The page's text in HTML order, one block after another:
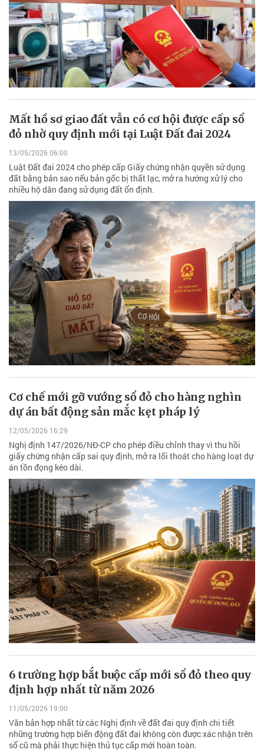
Mất hồ sơ giao đất vẫn có cơ hội được cấp sổ
đỏ nhờ quy định mới tại Luật Đất đai 2024
13/05/2026 06:00
Luật Đất đai 2024 cho phép cấp Giấy chứng nhận quyền sử dụng
đất bằng bản sao nếu bản gốc bị thất lạc, mở ra hướng xử lý cho
nhiều hộ dân đang sử dụng đất ổn định.
Cơ chế mới gỡ vướng sổ đỏ cho hàng nghìn
dự án bất động sản mắc kẹt pháp lý
12/05/2026 16:29
Nghị định 147/2026/NĐ-CP cho phép điều chỉnh thay vì thu hồi
giấy chứng nhận cấp sai quy định, mở ra lối thoát cho hàng loạt dự
án tồn đọng kéo dài.
6 trường hợp bắt buộc cấp mới sổ đỏ theo quy
định hợp nhất từ năm 2026
11/05/2026 19:00
Văn bản hợp nhất từ các Nghị định về đất đai quy định chi tiết
những trường hợp biến động đất đai không còn được xác nhận trên
sổ cũ mà phải thực hiện thủ tục cấp mới hoàn toàn.